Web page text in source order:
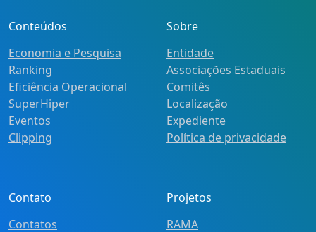
Conteúdos
Economia e Pesquisa
Ranking
Eficiência Operacional
SuperHiper
Eventos
Clipping
Sobre
Entidade
Associações Estaduais
Comitês
Localização
Expediente
Política de privacidade
Contato
Contatos
Projetos
RAMA